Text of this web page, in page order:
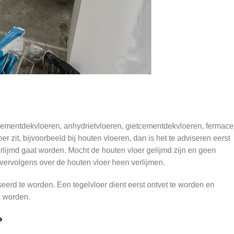
anhydrietvloeren, gietcementdekvloeren, fermacell
zit, bijvoorbeeld bij houten vloeren, dan is het te adviseren eerst
gaat worden. Mocht de houten vloer gelijmd zijn en geen
over de houten vloer heen verlijmen.
te worden. Een tegelvloer dient eerst ontvet te worden en
worden.